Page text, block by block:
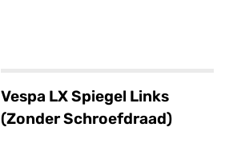
Vespa LX Spiegel Links
(Zonder Schroefdraad)